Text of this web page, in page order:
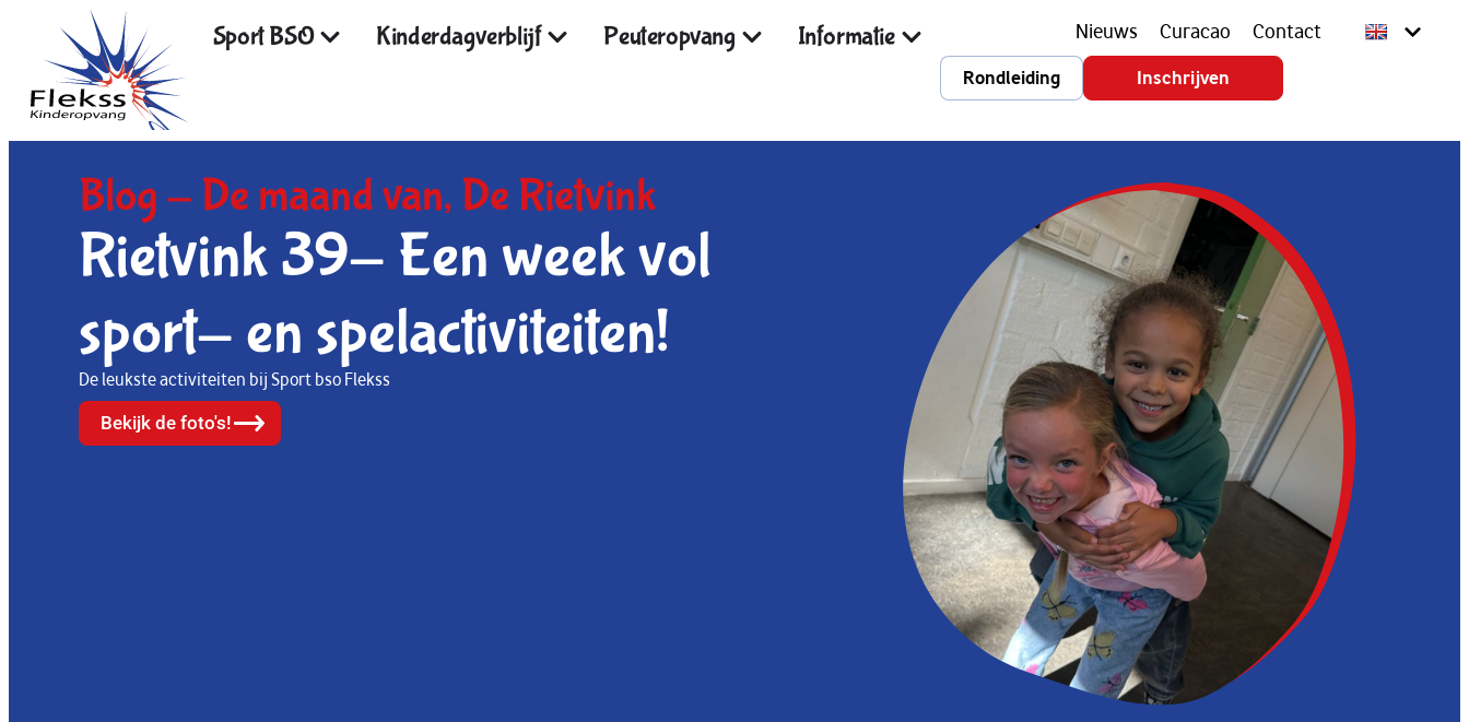
Sport BSO Kinderdagverblijf Peuteropvang Informatie Nieuws Curacao Contact
Rondleiding Inschrijven
Blog - De maand van, De Rietvink
Rietvink 39- Een week vol
sport- en spelactiviteiten!
De leukste activiteiten bij Sport bso Flekss
Bekijk de foto's!